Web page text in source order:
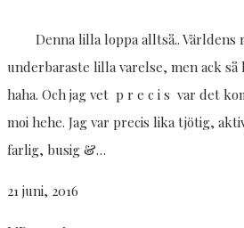
Denna lilla loppa alltså.. Världens
underbaraste lilla varelse, men ack
haha. Och jag vet p r e c i s var det
moi hehe. Jag var precis lika tjötig,
farlig, busig &…
21 juni, 2016